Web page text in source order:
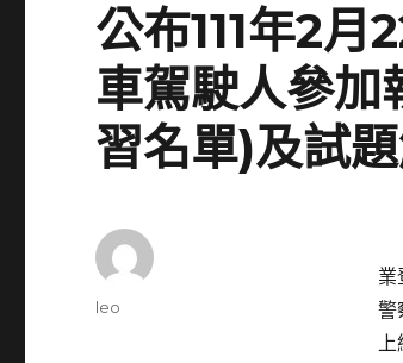
公布111年2
車駕駛人參加
習名單)及試
業
警
Author
leo